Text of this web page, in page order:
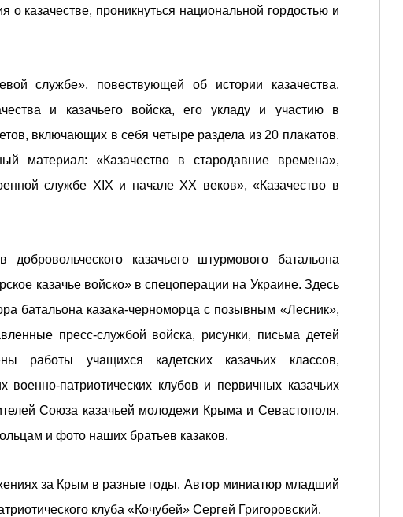
казачестве, проникнуться национальной гордостью и
службе», повествующей об истории казачества.
и казачьего войска, его укладу и участию в
включающих в себя четыре раздела из 20 плакатов.
материал: «Казачество в стародавние времена»,
службе ХIХ и начале ХХ веков», «Казачество в
казачьего штурмового батальона
казачье войско» в спецоперации на Украине. Здесь
батальона казака-черноморца с позывным «Лесник»,
пресс-службой войска, рисунки, письма детей
работы учащихся кадетских казачьих классов,
военно-патриотических клубов и первичных казачьих
Союза казачьей молодежи Крыма и Севастополя.
и фото наших братьев казаков.
за Крым в разные годы. Автор миниатюр младший
клуба «Кочубей» Сергей Григоровский.